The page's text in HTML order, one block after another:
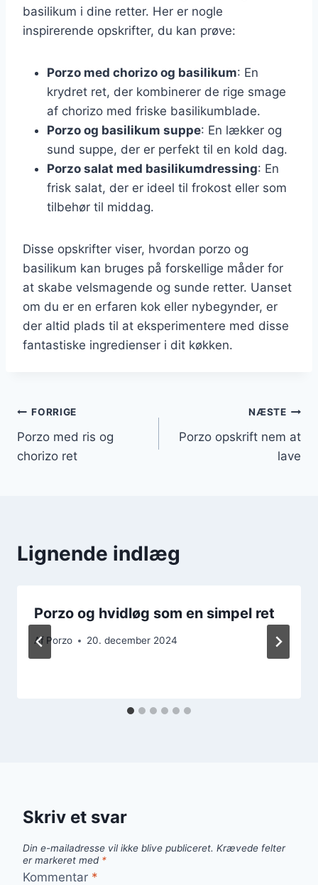
basilikum i dine retter. Her er nogle
inspirerende opskrifter, du kan prøve:
Porzo med chorizo og basilikum: En
krydret ret, der kombinerer de rige smage
af chorizo med friske basilikumblade.
Porzo og basilikum suppe: En lækker og
sund suppe, der er perfekt til en kold dag.
Porzo salat med basilikumdressing: En
frisk salat, der er ideel til frokost eller som
tilbehør til middag.
Disse opskrifter viser, hvordan porzo og
basilikum kan bruges på forskellige måder for
at skabe velsmagende og sunde retter. Uanset
om du er en erfaren kok eller nybegynder, er
der altid plads til at eksperimentere med disse
fantastiske ingredienser i dit køkken.
Indlægsnavigation
FORRIGE
Porzo med ris og
chorizo ret
NÆSTE
Porzo opskrift nem at
lave
Lignende indlæg
Porzo og hvidløg som en simpel ret
Af Porzo 20. december 2024
Skriv et svar
Din e-mailadresse vil ikke blive publiceret. Krævede felter
er markeret med *
Kommentar *